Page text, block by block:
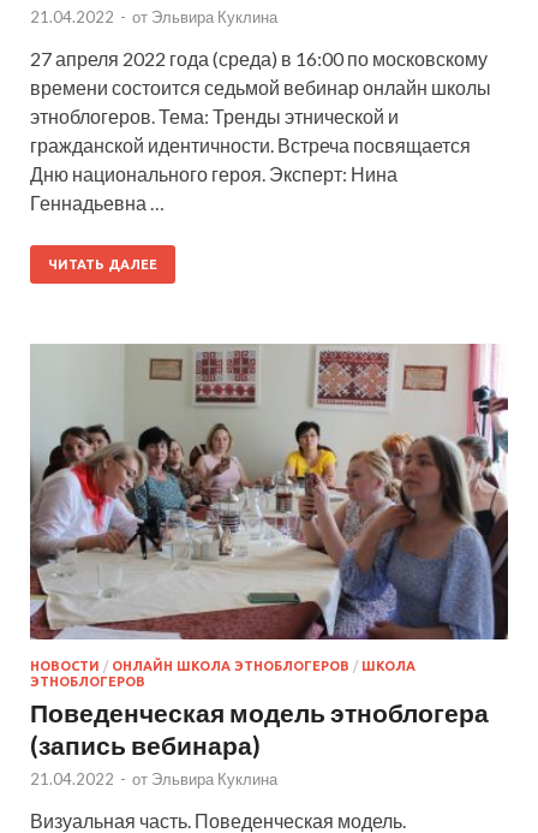
21.04.2022 - от Эльвира Куклина
27 апреля 2022 года (среда) в 16:00 по московскому
времени состоится седьмой вебинар онлайн школы
этноблогеров. Тема: Тренды этнической и
гражданской идентичности. Встреча посвящается
Дню национального героя. Эксперт: Нина
Геннадьевна …
ЧИТАТЬ ДАЛЕЕ
НОВОСТИ / ОНЛАЙН ШКОЛА ЭТНОБЛОГЕРОВ / ШКОЛА
ЭТНОБЛОГЕРОВ
Поведенческая модель этноблогера
(запись вебинара)
21.04.2022 - от Эльвира Куклина
Визуальная часть. Поведенческая модель.